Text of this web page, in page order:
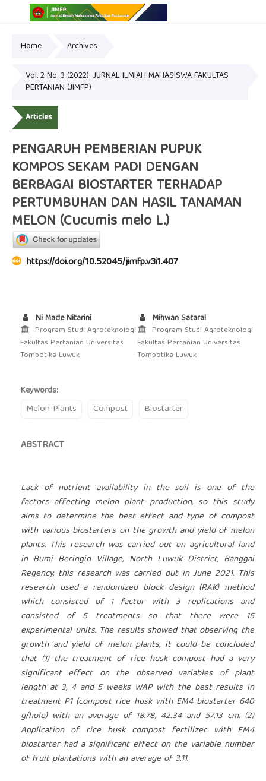
Home Archives
Vol. 2 No. 3 (2022): JURNAL ILMIAH MAHASISWA FAKULTAS
PERTANIAN (JIMFP)
Articles
PENGARUH PEMBERIAN PUPUK
KOMPOS SEKAM PADI DENGAN
BERBAGAI BIOSTARTER TERHADAP
PERTUMBUHAN DAN HASIL TANAMAN
MELON (Cucumis melo L.)
https://doi.org/10.52045/jimfp.v3i1.407
Ni Made Nitarini
Program Studi Agroteknologi
Fakultas Pertanian Universitas
Tompotika Luwuk
Mihwan Sataral
Program Studi Agroteknologi
Fakultas Pertanian Universitas
Tompotika Luwuk
Keywords:
Melon Plants Compost Biostarter
ABSTRACT
Lack of nutrient availability in the soil is one of the
factors affecting melon plant production, so this study
aims to determine the best effect and type of compost
with various biostarters on the growth and yield of melon
plants. This research was carried out on agricultural land
in Bumi Beringin Village, North Luwuk District, Banggai
Regency, this research was carried out in June 2021. This
research used a randomized block design (RAK) method
which consisted of 1 factor with 3 replications and
consisted of 5 treatments so that there were 15
experimental units. The results showed that observing the
growth and yield of melon plants, it could be concluded
that (1) the treatment of rice husk compost had a very
significant effect on the observed variables of plant
length at 3, 4 and 5 weeks WAP with the best results in
treatment P1 (compost rice husk with EM4 biostarter 640
g/hole) with an average of 18.78, 42.34 and 57.13 cm. (2)
Application of rice husk compost fertilizer with EM4
biostarter had a significant effect on the variable number
of fruit plantations with an average of 3.11.